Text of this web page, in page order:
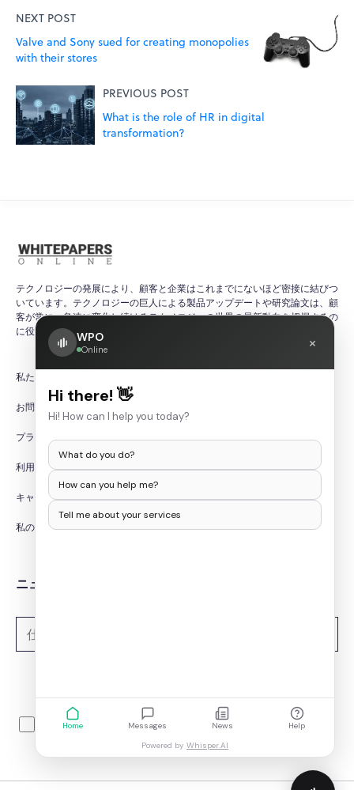
NEXT POST
Valve and Sony sued for creating monopolies
with their stores
PREVIOUS POST
What is the role of HR in digital
transformation?
テクノロジーの発展により、顧客と企業はこれまでにないほど密接に結びつ
いています。テクノロジーの巨人による製品アップデートや研究論文は、顧
客が常に、急速に変化し続けるテクノロジーの世界の最新動向を把握するの
に役立ちます。
私たちについて
お問い合わせ
プライバシーポリシー
利用規約
キャンセル/返金ポリシー
私の個人情報を販売しないでください
ニュースレターを購読する
メールIDを入力することで、Whitepapers Onlineから情報メールを
プライバシーポリシーをご覧ください。
WPO
Online ×
Hi there! 👋
Hi! How can I help you today?
What do you do?
How can you help me?
Tell me about your services
Home Messages News
Help
Powered by Whisper.AI